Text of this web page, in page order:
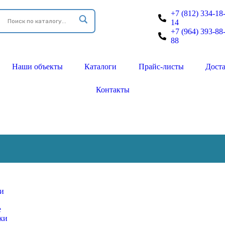
+7 (812) 334-18-
14
+7 (964) 393-88-
88
Наши объекты Каталоги Прайс-листы
Контакты